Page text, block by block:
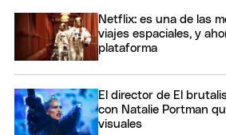
Netflix: es una de las
viajes espaciales, y
plataforma
El director de El
con Natalie Portman
visuales